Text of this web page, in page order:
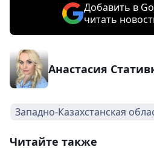
Добавить в
читать
Анастасия
Западно-Казахстанская
Читайте также